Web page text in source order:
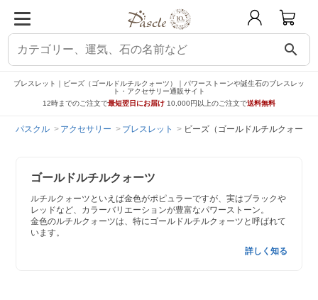
search
ブレスレット｜ビーズ（ゴールドルチルクォーツ）｜パワーストーンや誕生石のブレスレッ
ト・アクセサリー通販サイト
12時までのご注文で最短翌日にお届け 10,000円以上のご注文で送料無料
パスクル アクセサリー ブレスレット ビーズ（ゴールドルチルクォーツ
ゴールドルチルクォーツ
ルチルクォーツといえば金色がポピュラーですが、実はブラックや
レッドなど、カラーバリエーションが豊富なパワーストーン。
金色のルチルクォーツは、特にゴールドルチルクォーツと呼ばれて
います。
詳しく知る